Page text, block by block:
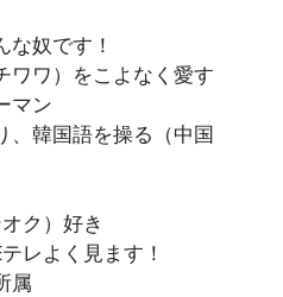
な奴です！
ワワ）をこよなく愛す
マン
、韓国語を操る（中国
ク）好き
レよく見ます！
属